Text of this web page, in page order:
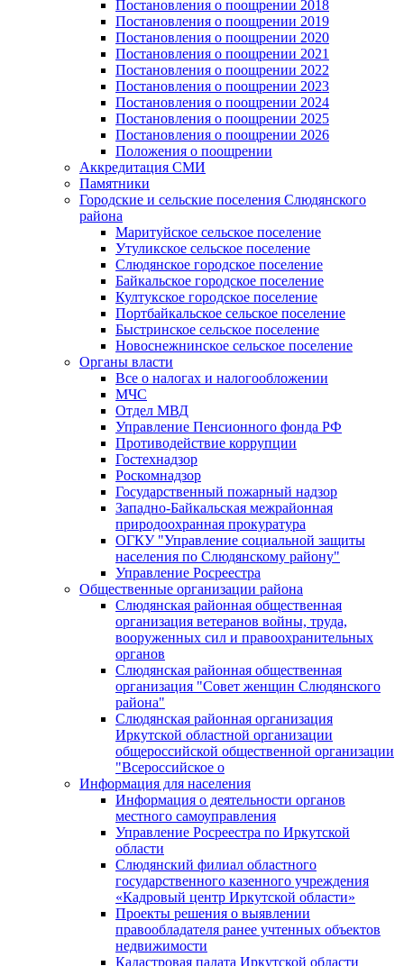
Постановления о поощрении 2018
Постановления о поощрении 2019
Постановления о поощрении 2020
Постановления о поощрении 2021
Постановления о поощрении 2022
Постановления о поощрении 2023
Постановления о поощрении 2024
Постановления о поощрении 2025
Постановления о поощрении 2026
Положения о поощрении
Аккредитация СМИ
Памятники
Городские и сельские поселения Слюдянского
района
Маритуйское сельское поселение
Утуликское сельское поселение
Слюдянское городское поселение
Байкальское городское поселение
Култукское городское поселение
Портбайкальское сельское поселение
Быстринское сельское поселение
Новоснежнинское сельское поселение
Органы власти
Все о налогах и налогообложении
МЧС
Отдел МВД
Управление Пенсионного фонда РФ
Противодействие коррупции
Гостехнадзор
Роскомнадзор
Государственный пожарный надзор
Западно-Байкальская межрайонная
природоохранная прокуратура
ОГКУ "Управление социальной защиты
населения по Слюдянскому району"
Управление Росреестра
Общественные организации района
Слюдянская районная общественная
организация ветеранов войны, труда,
вооруженных сил и правоохранительных
органов
Слюдянская районная общественная
организация "Совет женщин Слюдянского
района"
Слюдянская районная организация
Иркутской областной организации
общероссийской общественной организации
"Всероссийское о
Информация для населения
Информация о деятельности органов
местного самоуправления
Управление Росреестра по Иркутской
области
Слюдянский филиал областного
государственного казенного учреждения
«Кадровый центр Иркутской области»
Проекты решения о выявлении
правообладателя ранее учтенных объектов
недвижимости
Кадастровая палата Иркутской области